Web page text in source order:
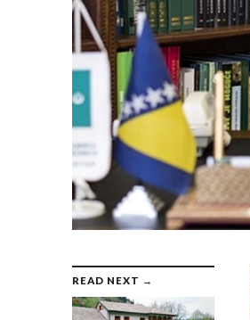
READ NEXT →